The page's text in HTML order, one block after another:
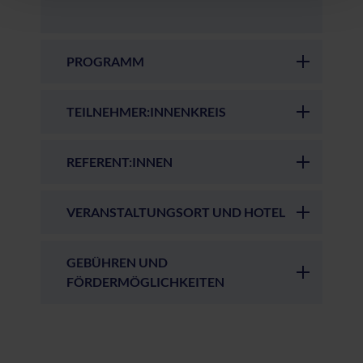
PROGRAMM
TEILNEHMER:INNENKREIS
REFERENT:INNEN
VERANSTALTUNGSORT UND HOTEL
GEBÜHREN UND
FÖRDERMÖGLICHKEITEN